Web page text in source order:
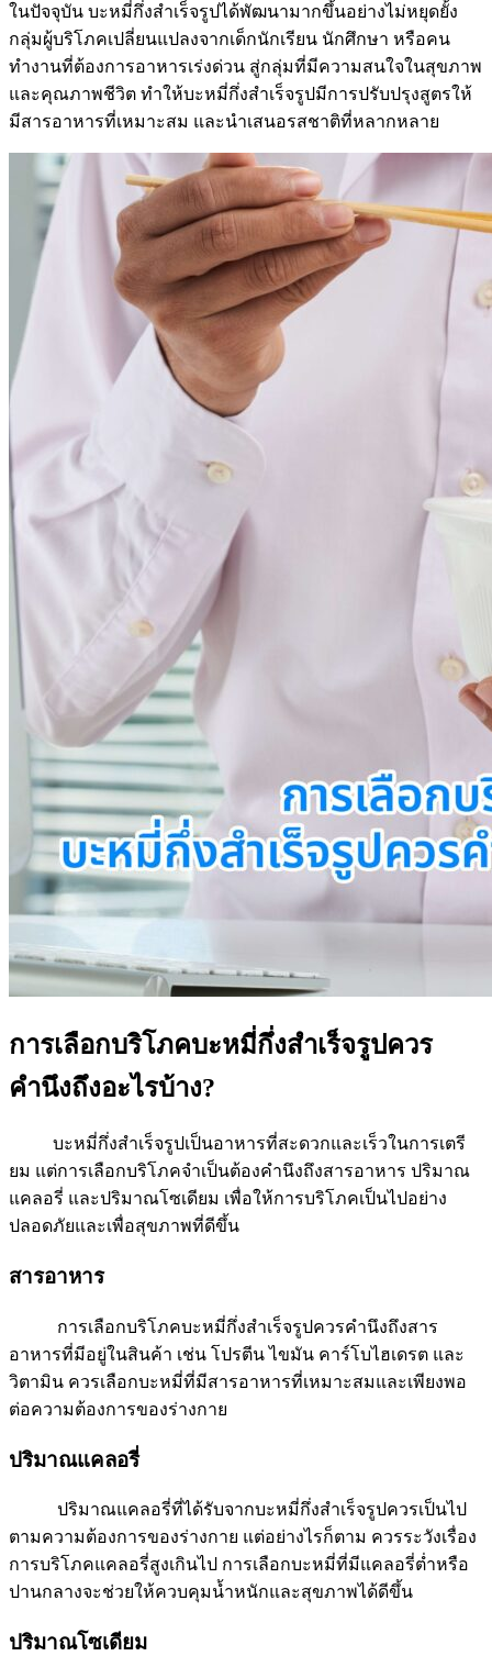
ในปัจจุบัน บะหมี่กึ่งสำเร็จรูปได้พัฒนามากขึ้นอย่างไม่หยุดยั้ง
กลุ่มผู้บริโภคเปลี่ยนแปลงจากเด็กนักเรียน นักศึกษา หรือคน
ทำงานที่ต้องการอาหารเร่งด่วน สู่กลุ่มที่มีความสนใจในสุขภาพ
และคุณภาพชีวิต ทำให้บะหมี่กึ่งสำเร็จรูปมีการปรับปรุงสูตรให้
มีสารอาหารที่เหมาะสม และนำเสนอรสชาติที่หลากหลาย
การเลือกบริโภคบะหมี่กึ่งสําเร็จรูปควร
คำนึงถึงอะไรบ้าง?
บะหมี่กึ่งสำเร็จรูปเป็นอาหารที่สะดวกและเร็วในการเตรี
ยม แต่การเลือกบริโภคจำเป็นต้องคำนึงถึงสารอาหาร ปริมาณ
แคลอรี่ และปริมาณโซเดียม เพื่อให้การบริโภคเป็นไปอย่าง
ปลอดภัยและเพื่อสุขภาพที่ดีขึ้น
สารอาหาร
การเลือกบริโภคบะหมี่กึ่งสำเร็จรูปควรคำนึงถึงสาร
อาหารที่มีอยู่ในสินค้า เช่น โปรตีน ไขมัน คาร์โบไฮเดรต และ
วิตามิน ควรเลือกบะหมี่ที่มีสารอาหารที่เหมาะสมและเพียงพอ
ต่อความต้องการของร่างกาย
ปริมาณแคลอรี่
ปริมาณแคลอรี่ที่ได้รับจากบะหมี่กึ่งสำเร็จรูปควรเป็นไป
ตามความต้องการของร่างกาย แต่อย่างไรก็ตาม ควรระวังเรื่อง
การบริโภคแคลอรี่สูงเกินไป การเลือกบะหมี่ที่มีแคลอรี่ต่ำหรือ
ปานกลางจะช่วยให้ควบคุมน้ำหนักและสุขภาพได้ดีขึ้น
ปริมาณโซเดียม